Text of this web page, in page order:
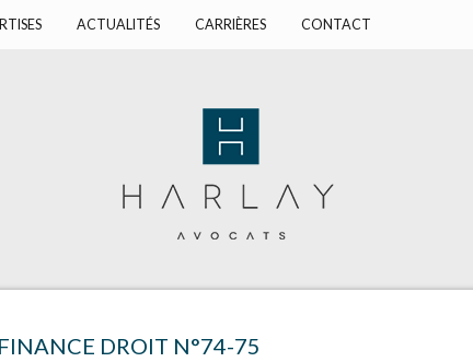
ACTUALITÉS CARRIÈRES CONTACT
DROIT N°74-75